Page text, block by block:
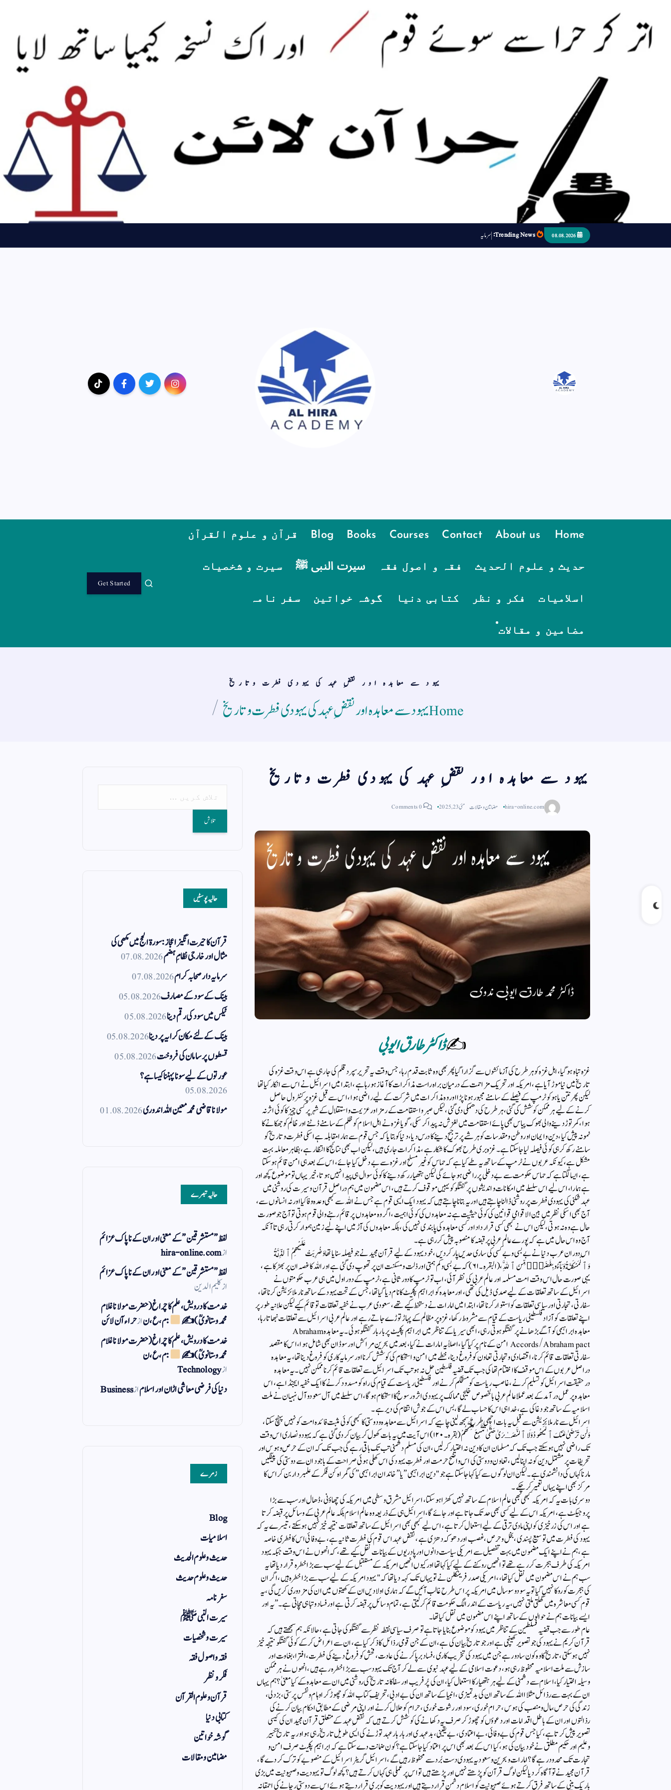
Trending News: سمی
اتر کر حرا سے سوئے قوم آیا - اور اک نسخہ کیمیا ساتھ لایا
Home
About us
Contact
Courses
Books
Blog قرآن و علوم القرآن
حدیث و علوم الحدیث فقہ و اصول فقہ سیرت النبی ﷺ سیرت و شخصیات
اسلامیات فکر و نظر کتابی دنیا گوشہ خواتین سفر نامہ
مضامین و مقالات
Get Started
یہود سے معاہدہ اور نقضِ عہد کی یہودی فطرت وتاریخ
Homeیہود سے معاہدہ اور نقضِ عہد کی یہودی فطرت وتاریخ
یہود سے معاہدہ اور نقضِ عہد کی یہودی فطرت وتاریخ
hira-online.com مضامین و مقالات مئی 23, 2025
✍️ڈاکٹر طارق ایوبی
غزہ تباہ ہوگیا ، اہل غزہ کو ہر طرح کی آزمائشوں سے گزارا گیا پھربھی وہ ثابت قدم رہا، جس وقت یہ تحریر سپردقلم کی جا رہی ہے اس وقت غزہ کی
تاریخ میں نیا موڑ آیا ہے، امریکہ اور تحریک مزاحمت کے درمیان براہ راست مذاکرات کا آغاز ہو رہا ہے، ابتدا میں اسرائیل نے اس سے انکار کیا تھا
لیکن پھر نتن یا ہو کو ٹرمپ کے فیصلے کے سامنے مجبور ہونا پڑا اور وہ مذاکرات میں شرکت کے لیے راضی ہوا ، اس سے قبل غزہ پر کنٹرول حاصل
کرنے کے لیے ہر ممکن کوشش کی گئی، ہر طرح کی دھمکی دی گئی ، لیکں صبر و استقامت کے رمز اور عزیمت و استقلال کے شہر پر کسی چیز کا کوئی اثر نہ
ہوا ، کمر توڑ دینے والی بھوک پیاس بھی پائے استقامت میں لغزش نہ پیدا کر سکی ، گویا غزہ نے اہل اسلام کو ظلم کے سامنے ڈٹنے اور ظالم کو جھکانے کا
نمونہ پیش کیا ، دین و ایمان اور وطن و مقدسات کو ہر شے پر ترجیح دینے کا درس دیا، دنیا کو بتایا کہ جس قوم سے ہمارا مقابلہ ہے اسکی فطرت و تاریخ کو
سامنے رکھ کر ہی کوئی فیصلہ لیا جا سکتا ہے ۔ غزہ بری طرح بھوک کا شکار ہے، مذاکرات جا ری ہیں، لیکن اب بھی نتائج کا انتظار ہے ، بظاہر معاملہ بہت
مشکل ہے، کیونکہ عربوں نے ٹرمپ کے ساتھ یہ طے کیا ہے کہ حماس کو غیر مسلح اور غزہ سے بے دخل کیا جائے، اس کے بعد ہی امن قائم ہوسکتا
ہے، ایسا لگتا ہے کہ حماس حکومت سے بے دخلی پر راضی ہوجائے گی لیکن ہتھیار رکھ دینے کا کوئی سوال ہی پیدا نہیں ہوتا، خیر یہاں تو موضوع کچھ اور
ہےہمارا، اس لیے اس سلسلے میں امکانات و اندیشوں پر گفتگوکو یہیں موقوف کرتے ہیں، اس مضمون میں ہم دراصل قرآن و سیرت کی روشنی میں
عہد شکنی کی یہودی فطرت پر روشنی ڈالنا چاہتے ہیں اور یہ بتانا چاہتے ہیں کہ یہود ایک ایسی قوم ہے جس نے اللہ سے کبھی وعدہ وفا کیا اور نہ انسانوں سے،
آج بھی اسکی نظر میں بین الاقوامی قوانین کی کوئی حیثیت ہے نہ معاہدوں کی کوئی اہمیت ، اگر وہ معاہدوں پر قائم رہنے والی قوم ہوتی تو آج جو صورت
حال ہے وہ نہ ہوتی، لیکن اس نے کبھی کسی قرار داد اور کسی معاہدہ کی پابندی نہیں کی، بلکہ معاہدوں کی آڑ میں اپنے لیے زمین ہموار کرتی رہی تاآنکہ
آج وہ اس حال میں ہے کہ پورے عالم عربی پر قبضہ کا منصوبہ پیش کر رہی ہے۔
اس دوران عرب دنیا نے بے بسی و بے کسی کی ساری حدیں پار کر دیں ، خود یہود کے لیے قرآن مجید نے جو فیصلہ سنایا تھا وَضُرِبَتْ عَلَيْهِمُ ٱلذِّلَّةُ
وَٱلْمَسْكَنَةُ وَبَآءُو بِغَضَبٍۢ مِّنَ ٱللَّهِ ،(البقرہ ۔۶۱) کہ بے بسی وکم ہمتی اور ذلت و مسکنت ان پر تھوپ دی گئی ہے اور اللہ کا غصہ ان پر بھڑکا ہے ،
یہی صورت حال اس وقت امت مسلمہ اور عالم عربی کی نظر آئی ، اب تو ٹرمپ کا دور ثانی ہے، ٹرمپ کے دور اول میں ہی عرب حکومتوں نے
اسرائیل کے ساتھ تعلقات کے لیے صدی ڈیل کی تھی ، اور معاہدہ کو ابراہیم پکیٹ کا نام دیا گیا تھا ، جس کے تحت یہود کے ساتھ نارملا ئزیشن کرنا تھا ،
سفارتی ، تجارتی اور سیاسی تعلقات کو استوار کرنا تھا ، ابتدا میں امارات نے دستخط کیے تھے ، سعودی عرب نے خفیہ تعلقات تو قائم کیے لیکن علانیہ طور پر
اپنے تعلقات کو آزاد فلسطینی ریاست کے قیام سے مشروط رکھا، غزہ پر مظالم کے پہاڑ توڑے جاتے رہے اور عالم عربی اسرائیل سے تعلقات نبھاتا رہا،
معاہدہ ابراہیمی کو آگے بڑھانے پر گفتگو ہوتی رہی، ابھی سیر یا کے تناظر میں ابراہیم پکیٹ پر بار بار گفتگو ہوئی۔ یہ معاہدہ Abraham
Accords/Abraham pact امن کے نام پر کیا گیا ، اصلاً یہ امارات نے کیا، بعد میں بحرین مراکش اور سوڈان بھی شامل ہوا ، اس کا مقصد
سفارتی تعلقات قائم کرنا ، اقتصادی وتجارتی تعاون کو فروغ دینا، خطے میں امن و استحکام کی کوشش کرنا اور سرمایہ کاری کو فروغ دینا تھا ، یہ معاہدہ
دراصل عربوں کے اس موقف کا اختتام تھا کی جب تک قضیہ فلسطین حل نہ ہو تب تک اسرائیل سے تعلقات قائم کرنا ممکن نہیں ۔ یہ معاہدہ
درحقیقت اسرائیل کو تسلیم کرنے، غاصب ریاست کو مستحکم کرنے اور فلسطینی ریاست کے قیام کی راہ کو مسدود کرنے کا ایک خفیہ ایجنڈاہے، اس
معاہدہ پر عمل در آمد کےبعد عملا عالم عربی بالخصوص خلیجی ممالک پر یہودی اثر و رسوخ کا استحکام ہوگا، اس سلسلے میں آل سعودو آل نہیان نے ملت
اسلامیہ کے ساتھ جو دغاکی ہے، خدا ہی اس کا حساب لے گا، بس اس کے جوش انتقام کی دیر ہے۔
اسرائیل سے نارملا ئزیشن سے قبل یہ بات اچھی طرح سمجھ لینی چاہیے کہ اسرائیل سے معاہدہ و دوستی کا کبھی کوئی مثبت فائدہ امت کو نہیں پہنچ سکتا ،
وَلَن تَرْضَىٰ عَنكَ ٱلْيَهُودُ وَلَا ٱلنَّصَـٰرَىٰ حَتَّىٰ تَتَّبِعَ مِلَّتَهُمْ (بقرہ۔۱۲۰) اس آیت میں یہ بات کھول کر بیان کر دی گئی ہے کہ یہود ونصاری اس وقت
تک راضی نہیں ہو سکتے جب تک کہ مسلمان ان کا دین نہ اختیار کر لیں ، ان کی مسلم دشمنی تب تک باقی رہے گی جب تک کہ ان کے حرص وہوس اور
تحریفات پر مشتمل دین کو نہ اپنا لیں ، تعاون و دوستی کی اس واضح حرمت اور فطرتِ یہود کی اس کھلی ہوئی صراحت کے باجود ان سے دوستی کی پینگیں
مارنا کہاں کی دانشمندی ہے۔ لیکن ان لوگوں سے کیا کہا جاسکتا ہے جو "دین ابراہیمی” یا ” خاندان ابراہیمی ” کی گمراہ کن فکر کے علمبردار بن کر اس کا
مرکز بھی اپنے یہاں تعمیر کرچکے۔
دوسری بات یہ کہ امریکہ کبھی بھی عالم اسلام کے ساتھ نہیں کھڑا ہو سکتا ، اسرائیل مشرق وسطی میں امریکہ کی چھاؤنی ، ڈھال اور سب سے بڑا
پروجیکٹ ہے، امریکہ اس کے لیے کسی بھی حد تک جاتا ہے اور جائے گا، اسرائیل ہی کے ذریعہ وہ عالم اسلام بلکہ عالم عربی کے وسائل پر قبضہ کرتا
ہے اور اس کی زرخیزی کو اپنی مادی ترقی کے لیے استعمال کرتا ہے ، اس لیے کبھی بھی اسرائیل کے ساتھ تعلقات نتیجہ خیز نہیں ہو سکتے ، تیسرے یہ کہ
یہود کی فطرت میں توسیع پسندی ، بخل و حرص ، غصب اور دھوکہ دھڑی ہے ، نقضِ عہد اس قوم کی فطرت ثانیہ ہے، بے وفائی اس کا فطری خاصہ
ہے ، ہم نے اپنے ایک مضمون میں بہت تفصیل سے امریکی سیاست دانوں اور پادریوں کے بیانات نقل کیے تھے ، کہ انھوں نے اس وقت جبکہ یہود
امریکہ کی طرف ہجرت کر رہے تھے تو انھیں روکنے کے لیے کیا کہا تھا اور کیوں انھیں امریکہ کے مستقبل کے لیے سب سے بڑا خطرہ قرار دیا تھا یہ
سب ہم نے اس مضمون میں نقل کیا تھا، ، امریکی صدر فرینکلن نے تو یہاں تک کہہ دیا تھا کہ "یہود امریکہ کے لیے سب سے بڑا خطرہ ہیں ، اگر ان
کی ہجرت کو روکا نہیں گیا تو یہ سو دو سو سال میں امریکہ پر اس طرح غالب آئیں گے کہ ہماری اولادیں ان کے کھیتوں میں ان کی مزدوری کریں گی، یہ
قوم کسی معاشرہ میں گھلتی ملتی نہیں ، یہ ریاست کے اندر الگ حکومت قائم کر لیتی ہے ، تمام وسائل پر قبضہ کرتی ہے اور فساد و تباہی مچاتی ہے۔”یہ اور
ایسے بیانات ہم نے حوالوں کے ساتھ اپنے اس مضمون میں نقل کیا تھا۔
عام طور سے جب قضیہ فسلطین کے تناظر میں یہود کو موضوع بنایا جاتاہے تو صرف سیاسی نقطہ نظر سے گفتگو کی جاتی ہے ، حالانکہ ہم سمجھتے ہیں کہ
قرآن کریم نے یہود کی جو تصویر کھینچی ہے اور جو تاریخ بیان کی ہے، ان کے جن قومی رذائل کا ذکر کیا ہے، ان سے اعراض کرکے کوئی گفتگو نتیجہ خیز
نہیں ہو سکتی ، تاریخ کا وہ کون سا دور ہے جن میں یہود کی تخریب کاری، فساد برپا کرنے کی عادت ، فحش کو فروغ دینے کی فطرت،افترا ،بغاوت اور
سازش سے ملت اسلامیہ محفوظ رہی ہو، دعوت اسلامی کے لیے عہد نبوی سے لےکر آج تک یہود سب سے بڑا خطرہ رہے ہیں ، انھوں نے ہر ممکن
وسیلہ اختیار کیا، اسلام سے دشمنی کے لیے ہر ہتھیار کا استعمال کیا ، ان کی پُر فریب اور سفاکا نہ تاریخ کی روشنی میں ان سے معاہدہ کے کیا معنی ٰ ؟ ہم یہاں
ان کے بہت سے رذائل مثلا االلہ کے ساتھ ان کی بدتمیزی ،انبیا کے ساتھ ان کی بے ادبی، تحریفِ کتاب اللہ کو چھوڑ کر اوہام ونفس پرستی ، بزدلی،
زندگی کی حرص، مال ومنصب کی ہوس ، حرام خوری، سود اور رشوت خوری ، حرام کو حلال کرنے اور اپنی مرضی کے مطابق احکام بیان کرنے کی
رذالتوں اور ان کے باطل اقدامات اور دعوؤں کو چھوڑ کر صرف یہ دکھانے کی کوشش کرتے ہیں کہ نقضِ عہد کے متعلق قرآن مجید ان کی کیسی
تصویر پیش کرتا ہے ، کیا جس قوم کی بے وفائی ، بے اعتمادی ، بے یقینی ، بد عہدی اور بار بار عہد توڑنے کی ایسی طویل تاریخ رہی ہو اور یہ تاریخ خبیر
وعلیم اور حکیم مطلق نے خود بیان کی ہو،کیا اس کے بعد بھی اس پر اعتماد کیا جاسکتا ہے؟ کون ضمانت دے سکتا ہے کہ ابراہیم پکیٹ صرف امن و
تجارت تک محدود رہے گا ؟ امارات وبحرین وسعودیہ یہودی دست بُرد سے محفوظ رہیں گے ، اسرائیل گریٹر اسرائیل کے منصوبے کو ترک کر دے گا ،
قرآن مجید نے تو آگاہ کر دیا لیکن لوگ قرآن کو پڑھتے نہیں اور پڑھتے ہیں تو اس پر عملی ہی کہاں کرتے ہیں؟ کچھ لوگ تو یہودیت و صہیونیت میں بڑی
باریک بینی کے ساتھ فرق کرتے ہوئے صہیونیت کو اسلام دشمن قرار دیتے ہیں اور یہودیت کو بری قرار دیتے ہوئے اس سے دوستی رچانے کی احمقانہ
حالیہ پوسٹیں
قرآن کا حیرت انگیز اعجاز: سورۃ الحج میں مکھی کی
مثال اور خارجی نظامِ ہضم07.08.2026
سرمایہ دار صحابہ کرام07.08.2026
بینک کے سود کے مصارف05.08.2026
ٹیکس میں سود کی رقم دینا05.08.2026
بینک کے لئے مکان کرایہ پر دینا05.08.2026
قسطوں پر سامان کی فروخت05.08.2026
عورتوں کے لیے سونا پہننا کیسا ہے؟
05.08.2026
مولانا قاضی محمد معین اللہ اندوری01.08.2026
حالیہ تبصرے
لفظ ” مستشرقین ” کے معنی اور ان کے نا پاک عزائم
ازhira-online.com
لفظ ” مستشرقین ” کے معنی اور ان کے نا پاک عزائم
ازکلیم الدین
خدمت کا درویش، علم کا چراغ(حضرت مولانا غلام
محمد وستانویؒ)✍
: م ، ع ، نازحراء آن لائن
خدمت کا درویش، علم کا چراغ(حضرت مولانا غلام
محمد وستانویؒ)✍
: م ، ع ، ن
ازTechnology
دنیا کی فرضی معاشی اڑان اور اسلامازBusiness
زمرے
Blog
اسلامیات
حدیث و علوم الحدیث
حدیث و علوم حدیث
سفر نامہ
سیرت النبی ﷺ
سیرت و شخصیات
فقہ و اصول فقہ
فکر و نظر
قرآن و علوم القرآن
کتابی دنیا
گوشہ خواتین
مضامین و مقالات